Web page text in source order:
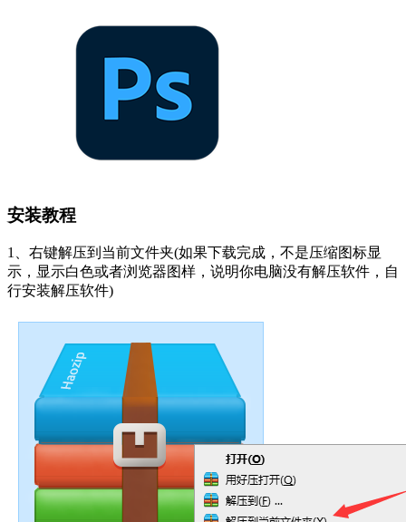
安装教程
1、右键解压到当前文件夹(如果下载完成，不是压缩图标显
示，显示白色或者浏览器图样，说明你电脑没有解压软件，自
行安装解压软件)